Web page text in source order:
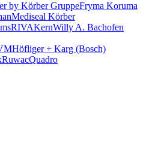
by Körber GruppeFryma Koruma
Mediseal Körber
RIVAKernWilly A. Bachofen
Höfliger + Karg (Bosch)
RuwacQuadro